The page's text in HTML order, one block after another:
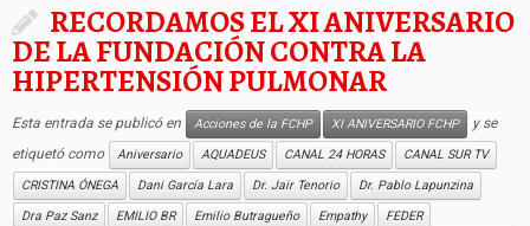
RECORDAMOS EL XI ANIVERSARIO
DE LA FUNDACIÓN CONTRA LA
HIPERTENSIÓN PULMONAR
Esta entrada se publicó en Acciones de la FCHP XI ANIVERSARIO FCHP
y se
etiquetó como
Aniversario AQUADEUS CANAL 24 HORAS
CANAL SUR TV
CRISTINA ÓNEGA
Dani García Lara Dr. Jair Tenorio
Dr. Pablo Lapunzina
Dra Paz Sanz
EMILIO BR Emilio Butragueño Empathy
FEDER